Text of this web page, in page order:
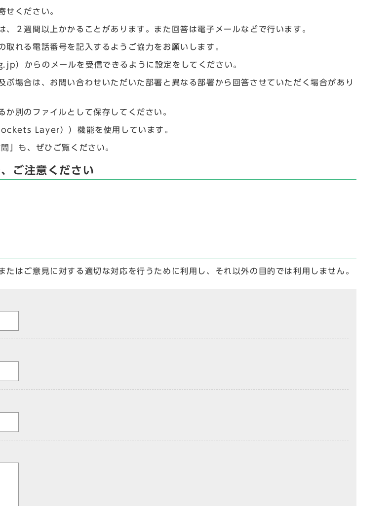
せください。
２週間以上かかることがあります。また回答は電子メールなどで行います。
れる電話番号を記入するようご協力をお願いします。
からのメールを受信できるように設定をしてください。
場合は、お問い合わせいただいた部署と異なる部署から回答させていただく場合があり
別のファイルとして保存してください。
Layer））機能を使用しています。
」も、ぜひご覧ください。
ご注意ください
はご意見に対する適切な対応を行うために利用し、それ以外の目的では利用しません。